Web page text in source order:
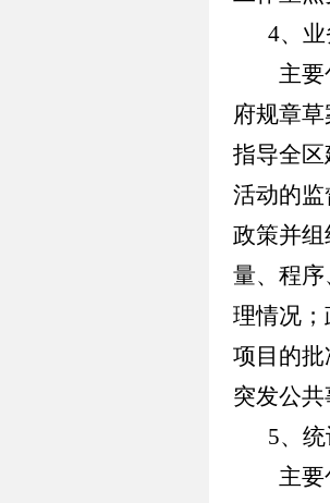
4、
主要包
府规章
指导全
活动的
政策并
量、程
理情况
项目的
突发公
5、
主要包